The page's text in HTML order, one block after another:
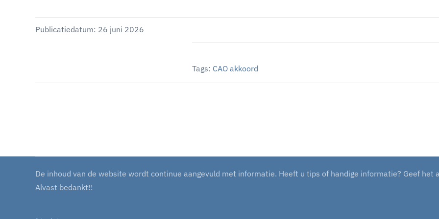
Publicatiedatum: 26 juni 2026
Tags: CAO akkoord
De inhoud van de website wordt continue aangevuld met informatie. Heeft u tips of handige informatie? Geef het
Alvast bedankt!!